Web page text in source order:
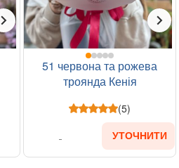
51 червона та рожева
троянда Кенія
(5)
УТОЧНИТИ